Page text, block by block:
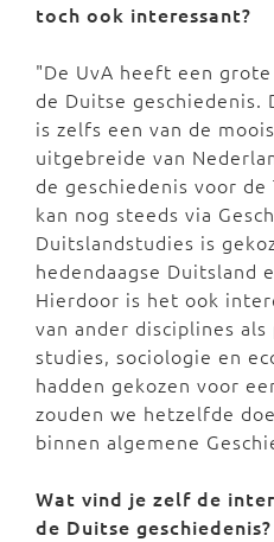
toch ook interessant?
"De UvA heeft een
de Duitse
is zelfs een van de
uitgebreide van
de geschiedenis voor
kan nog steeds via
Duitslandstudies is
hedendaagse Duitsland
Hierdoor is het ook
van ander disciplines
studies, sociologie en
hadden gekozen voor
zouden we hetzelfde
binnen algemene
Wat vind je zelf de
de Duitse geschiedenis?